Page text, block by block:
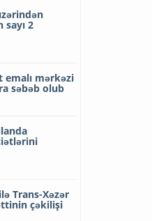
sayı 2
emalı mərkəzi
səbəb olub
Trans-Xəzər
çəkilişi